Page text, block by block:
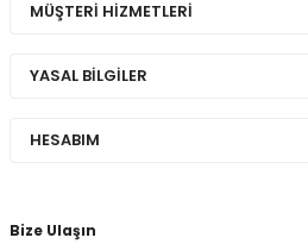
Bize Ulaşın
MÜŞTERİ HİZMETLERİ
YASAL BİLGİLER
HESABIM